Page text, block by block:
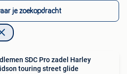
je zoekopdracht
SDC Pro zadel Harley
touring street glide